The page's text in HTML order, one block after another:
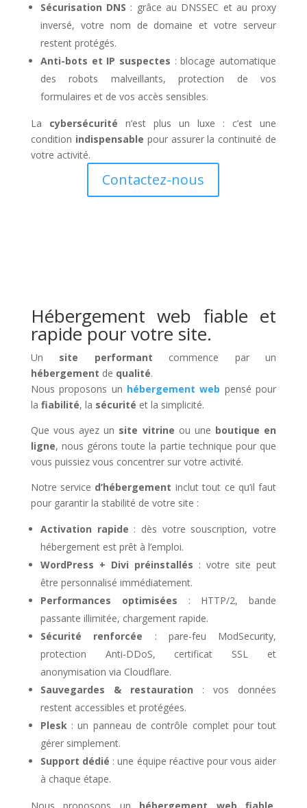
Sécurisation DNS : grâce au DNSSEC et au proxy
inversé, votre nom de domaine et votre serveur
restent protégés.
Anti-bots et IP suspectes : blocage automatique
des robots malveillants, protection de vos
formulaires et de vos accès sensibles.
La cybersécurité n’est plus un luxe : c’est une
condition indispensable pour assurer la continuité de
votre activité.
Contactez-nous
Hébergement web fiable et
rapide pour votre site.
Un site performant commence par un
hébergement de qualité.
Nous proposons un hébergement web pensé pour
la fiabilité, la sécurité et la simplicité.
Que vous ayez un site vitrine ou une boutique en
ligne, nous gérons toute la partie technique pour que
vous puissiez vous concentrer sur votre activité.
Notre service d’hébergement inclut tout ce qu’il faut
pour garantir la stabilité de votre site :
Activation rapide : dès votre souscription, votre
hébergement est prêt à l’emploi.
WordPress + Divi préinstallés : votre site peut
être personnalisé immédiatement.
Performances optimisées : HTTP/2, bande
passante illimitée, chargement rapide.
Sécurité renforcée : pare-feu ModSecurity,
protection Anti-DDoS, certificat SSL et
anonymisation via Cloudflare.
Sauvegardes & restauration : vos données
restent accessibles et protégées.
Plesk: un panneau de contrôle complet pour tout
gérer simplement.
Support dédié : une équipe réactive pour vous aider
à chaque étape.